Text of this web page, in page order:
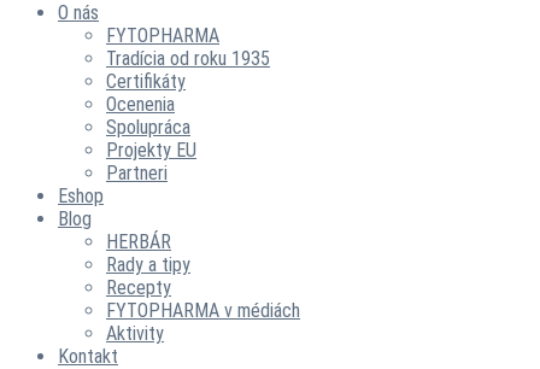
O nás
FYTOPHARMA
Tradícia od roku 1935
Certifikáty
Ocenenia
Spolupráca
Projekty EU
Partneri
Eshop
Blog
HERBÁR
Rady a tipy
Recepty
FYTOPHARMA v médiách
Aktivity
Kontakt